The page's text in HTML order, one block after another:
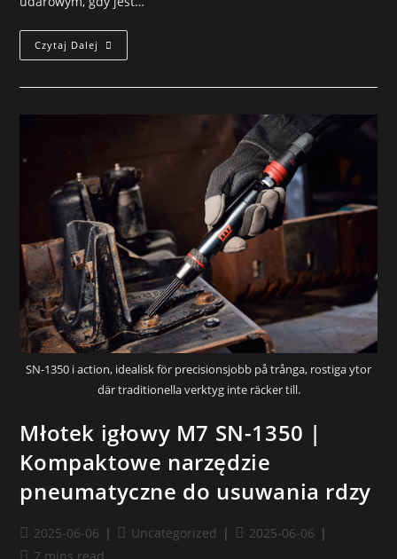
Czytaj Dalej
SN-1350 i action, idealisk för precisionsjobb på trånga, rostiga ytor
där traditionella verktyg inte räcker till.
Młotek igłowy M7 SN-1350 |
Kompaktowe narzędzie
pneumatyczne do usuwania rdzy
2025-06-06 Uncategorized
2025-06-06